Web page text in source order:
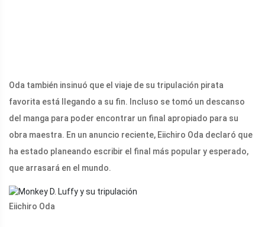
Oda también insinuó que el viaje de su tripulación pirata
favorita está llegando a su fin. Incluso se tomó un descanso
del manga para poder encontrar un final apropiado para su
obra maestra. En un anuncio reciente, Eiichiro Oda declaró que
ha estado planeando escribir el final más popular y esperado,
que arrasará en el mundo.
Eiichiro Oda